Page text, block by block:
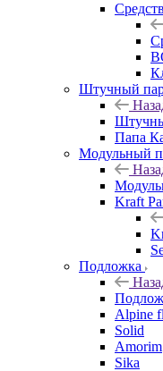
Штучный
Папа
Модульный
Kraft
Подложка
Alpine
Solid
Amorim
Sika